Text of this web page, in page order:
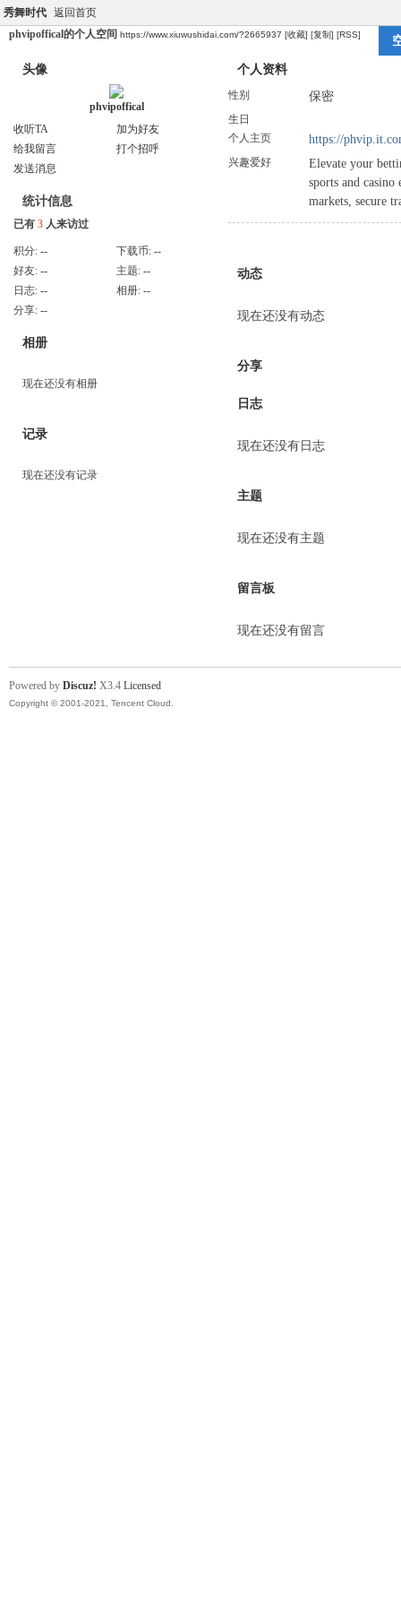
秀舞时代 返回首页
phvipoffical的个人空间 https://www.xiuwushidai.com/?2665937 [收藏] [复制] [RSS]
头像
phvipoffical
收听TA
加为好友
给我留言
打个招呼
发送消息
统计信息
已有 3 人来访过
积分: -- 下载币: --
好友: -- 主题: --
日志: -- 相册: --
分享: --
相册
现在还没有相册
记录
现在还没有记录
个人资料
性别 保密
生日
个人主页
https://
兴趣爱好
Elevate your
sports and
markets, secure
动态
现在还没有动态
分享
日志
现在还没有日志
主题
现在还没有主题
留言板
现在还没有留言
Powered by Discuz! X3.4 Licensed
Copyright © 2001-2021, Tencent Cloud.